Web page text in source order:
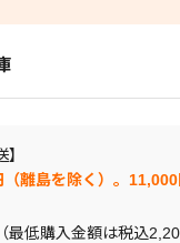
】
離島を除く）。
最低購入金額は税込